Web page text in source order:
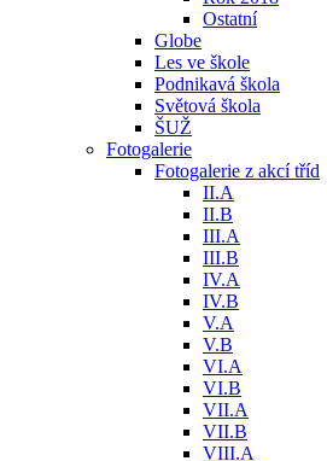
Ostatní
Globe
Les ve škole
Podnikavá škola
Světová škola
ŠUŽ
Fotogalerie
Fotogalerie z akcí tříd
II.A
II.B
III.A
III.B
IV.A
IV.B
V.A
V.B
VI.A
VI.B
VII.A
VII.B
VIII.A